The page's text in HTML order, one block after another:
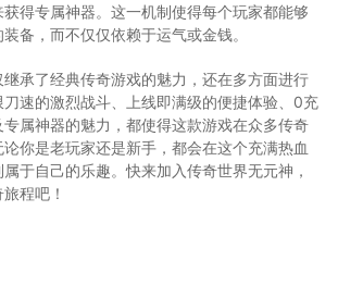
得专属神器。这一机制使得每个玩家都能够
备，而不仅仅依赖于运气或金钱。
承了经典传奇游戏的魅力，还在多方面进行
速的激烈战斗、上线即满级的便捷体验、0充
属神器的魅力，都使得这款游戏在众多传奇
你是老玩家还是新手，都会在这个充满热血
于自己的乐趣。快来加入传奇世界无元神，
程吧！